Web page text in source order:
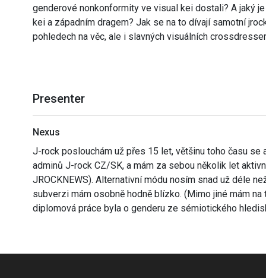
genderové nonkonformity ve visual kei dostali? A jaký
kei a západním dragem? Jak se na to dívají samotní
pohledech na věc, ale i slavných visuálních
Presenter
Nexus
J-rock poslouchám už přes 15 let, většinu toho času se
adminů J-rock CZ/SK, a mám za sebou několik let
JROCKNEWS). Alternativní módu nosím snad už déle
subverzi mám osobně hodně blízko. (Mimo jiné mám
diplomová práce byla o genderu ze sémiotického